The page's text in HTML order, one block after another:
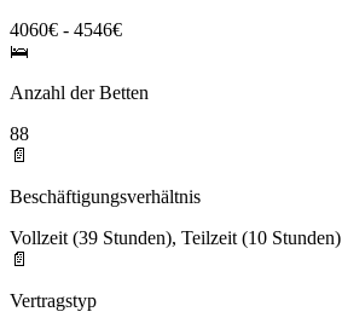
4060€ - 4546€
🛌
Anzahl der Betten
88
📄
Beschäftigungsverhältnis
Vollzeit (39 Stunden), Teilzeit (10 Stunden)
📄
Vertragstyp